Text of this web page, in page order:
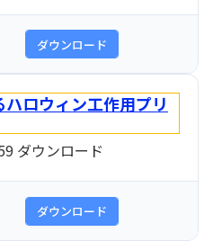
ダウンロード
ロウィン工作用プリ
ダウンロード
ダウンロード